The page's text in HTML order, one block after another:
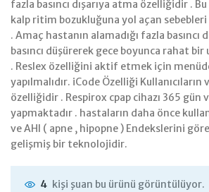
fazla basıncı dışarıya atma özelliğidir .
kalp ritim bozukluğuna yol açan
. Amaç hastanın alamadığı fazla basıncı
basıncı düşürerek gece boyunca rahat bir
. Reslex özelliğini aktif etmek için
yapılmalıdır. iCode Özelliği
özelliğidir . Respirox cpap cihazı 365 gün
yapmaktadır . hastaların daha önce
ve AHI ( apne , hipopne ) Endekslerini
gelişmiş bir teknolojidir.
4 kişi şuan bu ürünü görüntülüyor.